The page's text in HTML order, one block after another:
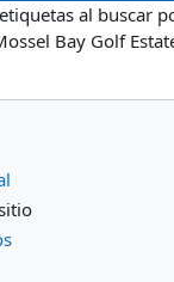
al buscar
Bay Golf